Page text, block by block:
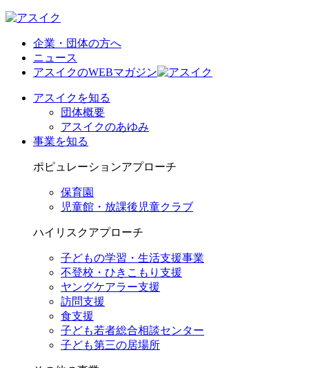
企業・団体の方へ
ニュース
アスイクのWEBマガジン
アスイクを知る
団体概要
アスイクのあゆみ
事業を知る
ポピュレーションアプローチ
保育園
児童館・放課後児童クラブ
ハイリスクアプローチ
子どもの学習・生活支援事業
不登校・ひきこもり支援
ヤングケアラー支援
訪問支援
食支援
子ども若者総合相談センター
子ども第三の居場所